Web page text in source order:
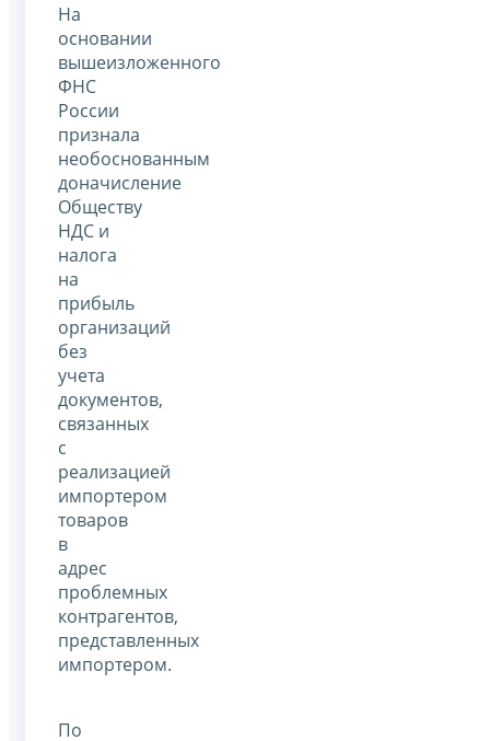
На
основании
вышеизложенного
ФНС
России
признала
необоснованным
доначисление
Обществу
НДС и
налога
на
прибыль
организаций
без
учета
документов,
связанных
с
реализацией
импортером
товаров
в
адрес
проблемных
контрагентов,
представленных
импортером.
По